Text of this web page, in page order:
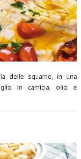
delle squame, in una
in camicia, olio e